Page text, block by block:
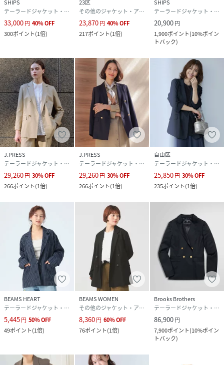
ルをご覧ください）
※汗や水に濡れた場合、光沢の変化やシミの原因となる可能
性があるためご注意ください。
※付属の金ボタンは繊細なため、衝撃による表面のキズには
【BEIGE】Model：H161B77W58H86 Size：1
【NAVY】Model：H165B81W55H87 Size：1
生地の厚さ：やや薄手
透け感：なし
伸縮性：なし
光沢感：なし
裏地：あり
【スタッフレビュー】
スタッフ：aya
身長：167cm/普段サイズ：1/着用サイズ：1
サイズ感：袖、丈ともにゆとりがありますが、きちっと感も
ある、絶妙なサイジング。
素材感：薄すぎず、なめらかで肌触りのよい生地。
ポイント：シルエットが綺麗で、セレモニースタイルにもお
すすめ。オンオフ両方で活躍する、1着持っていると重宝す
るアイテムです。
※光の当たり具合やパソコンなどの閲覧環境によって、実際
の色味と異なって見える場合がございます。予めご了承くだ
さい。
※商品の色味は商品単体で撮影した画像をご参照ください。
SHIPS
テーラードジャケット・ブレザー
33,000円 40%OFF
300ポイント(1倍)
23区
その他のジャケット・アウター
23,870円 40%OFF
217ポイント(1倍)
SHIPS
テーラードジャケット・ブレザー
20,900円
1,900ポイント(10%ポイン
トバック)
J.PRESS
テーラードジャケット・ブレザー
29,260円 30%OFF
266ポイント(1倍)
J.PRESS
テーラードジャケット・ブレザー
29,260円 30%OFF
266ポイント(1倍)
自由区
テーラードジャケット・ブレザー
25,850円 30%OFF
235ポイント(1倍)
BEAMS HEART
テーラードジャケット・ブレザー
5,445円 50%OFF
49ポイント(1倍)
BEAMS WOMEN
その他のジャケット・アウター
8,360円 60%OFF
76ポイント(1倍)
Brooks Brothers
テーラードジャケット・ブレザー
86,900円
7,900ポイント(10%ポイン
トバック)